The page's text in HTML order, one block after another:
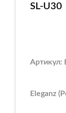
SL-U30
Артикул:
Eleganz